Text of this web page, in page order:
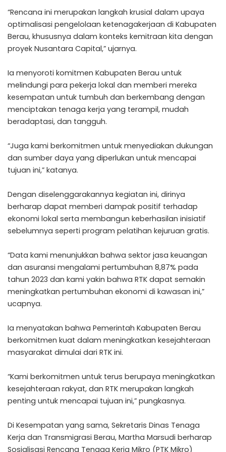
“Rencana ini merupakan langkah krusial dalam upaya
optimalisasi pengelolaan ketenagakerjaan di Kabupaten
Berau, khususnya dalam konteks kemitraan kita dengan
proyek Nusantara Capital,” ujarnya.
Ia menyoroti komitmen Kabupaten Berau untuk
melindungi para pekerja lokal dan memberi mereka
kesempatan untuk tumbuh dan berkembang dengan
menciptakan tenaga kerja yang terampil, mudah
beradaptasi, dan tangguh.
“Juga kami berkomitmen untuk menyediakan dukungan
dan sumber daya yang diperlukan untuk mencapai
tujuan ini,” katanya.
Dengan diselenggarakannya kegiatan ini, dirinya
berharap dapat memberi dampak positif terhadap
ekonomi lokal serta membangun keberhasilan inisiatif
sebelumnya seperti program pelatihan kejuruan gratis.
“Data kami menunjukkan bahwa sektor jasa keuangan
dan asuransi mengalami pertumbuhan 8,87% pada
tahun 2023 dan kami yakin bahwa RTK dapat semakin
meningkatkan pertumbuhan ekonomi di kawasan ini,”
ucapnya.
Ia menyatakan bahwa Pemerintah Kabupaten Berau
berkomitmen kuat dalam meningkatkan kesejahteraan
masyarakat dimulai dari RTK ini.
“Kami berkomitmen untuk terus berupaya meningkatkan
kesejahteraan rakyat, dan RTK merupakan langkah
penting untuk mencapai tujuan ini,” pungkasnya.
Di Kesempatan yang sama, Sekretaris Dinas Tenaga
Kerja dan Transmigrasi Berau, Martha Marsudi berharap
Sosialisasi Rencana Tenaga Kerja Mikro (PTK Mikro)